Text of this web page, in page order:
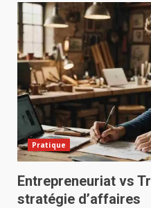
Pratique
Entrepreneuriat vs
stratégie d’affaires